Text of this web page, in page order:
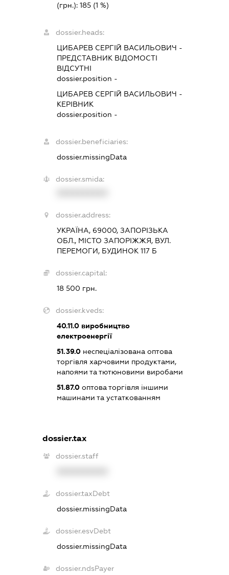
(грн.):185 (1 %)
dossier.heads:
ЦИБАРЕВ СЕРГІЙ ВАСИЛЬОВИЧ -
ПРЕДСТАВНИК ВІДОМОСТІ
ВІДСУТНІ
dossier.position -
ЦИБАРЕВ СЕРГІЙ ВАСИЛЬОВИЧ -
КЕРІВНИК
dossier.position -
dossier.beneficiaries:
dossier.missingData
dossier.smida:
dossier.address:
УКРАЇНА, 69000, ЗАПОРІЗЬКА
ОБЛ., МІСТО ЗАПОРІЖЖЯ, ВУЛ.
ПЕРЕМОГИ, БУДИНОК 117 Б
dossier.capital:
18 500 грн.
dossier.kveds:
40.11.0 виробництво
електроенергії
51.39.0 неспеціалізована оптова
торгівля харчовими продуктами,
напоями та тютюновими виробами
51.87.0 оптова торгівля іншими
машинами та устаткованням
dossier.tax
dossier.staff
dossier.taxDebt
dossier.missingData
dossier.esvDebt
dossier.missingData
dossier.ndsPayer